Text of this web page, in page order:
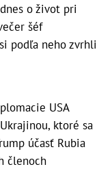
o život pri
šéf
podľa neho zvrhli
USA
ktoré sa
účasť Rubia
členoch